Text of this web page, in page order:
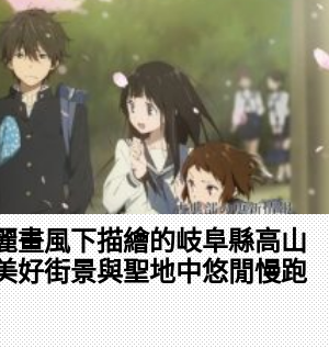
畫風下描繪的岐阜縣高山
好街景與聖地中悠閒慢跑